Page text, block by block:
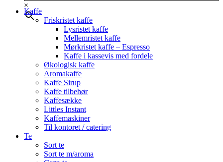
×
Kaffe
Friskristet kaffe
Lysristet kaffe
Mellemristet kaffe
Mørkristet kaffe – Espresso
Kaffe i kassevis med fordele
Økologisk kaffe
Aromakaffe
Kaffe Sirup
Kaffe tilbehør
Kaffesække
Littles Instant
Kaffemaskiner
Til kontoret / catering
Te
Sort te
Sort te m/aroma